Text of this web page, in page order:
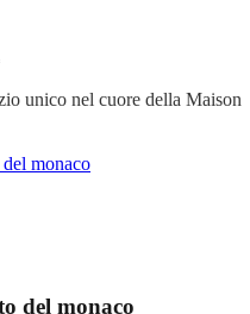
unico nel cuore della Maison
del monaco